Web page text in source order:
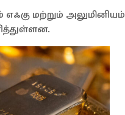
எஃகு மற்றும் அலுமினியம்